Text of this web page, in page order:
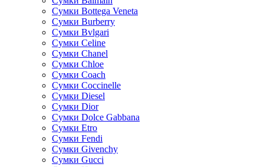
Сумки Bottega Veneta
Сумки Burberry
Сумки Bvlgari
Сумки Celine
Сумки Chanel
Сумки Chloe
Сумки Coach
Сумки Coccinelle
Сумки Diesel
Сумки Dior
Сумки Dolce Gabbana
Сумки Etro
Сумки Fendi
Сумки Givenchy
Сумки Gucci